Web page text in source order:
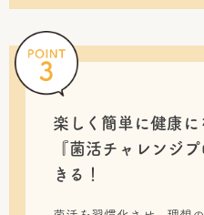
楽しく簡単に健康に
『菌活チャレンジ
きる！